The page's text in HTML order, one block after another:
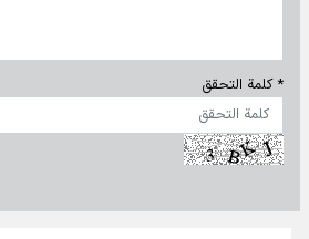
* كلمة التحقق